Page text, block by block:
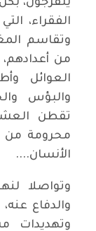
يتفرجون،
الفقراء،
وتقاسم
من أعدادهم،
العوائل
والبؤس
تقطن
محرومة من
الأنسان....
وتواصلا
والدفاع
وتهديدات